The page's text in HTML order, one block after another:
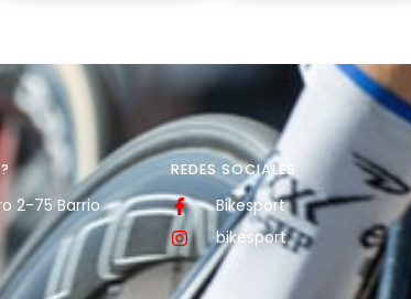
2-75 Barrio
REDES SOCIALES
Bikesport
bikesport